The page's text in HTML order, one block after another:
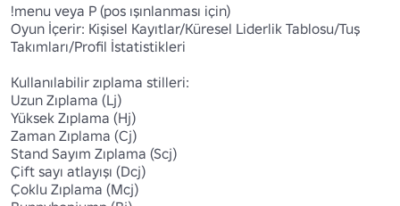
!menu veya P (pos ışınlanması için)
Oyun İçerir: Kişisel Kayıtlar/Küresel Liderlik Tablosu/Tuş
Takımları/Profil İstatistikleri
Kullanılabilir zıplama stilleri:
Uzun Zıplama (Lj)
Yüksek Zıplama (Hj)
Zaman Zıplama (Cj)
Stand Sayım Zıplama (Scj)
Çift sayı atlayışı (Dcj)
Çoklu Zıplama (Mcj)